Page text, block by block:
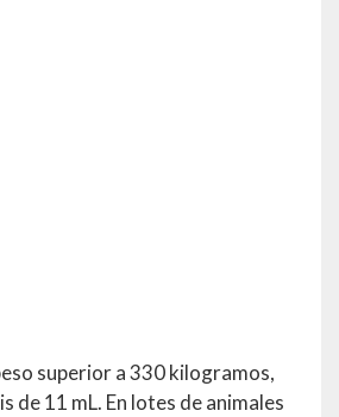
superior a 330 kilogramos,
de 11 mL. En lotes de animales